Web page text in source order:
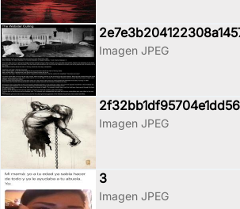
Imagen JPEG
Imagen JPEG
3
Imagen JPEG